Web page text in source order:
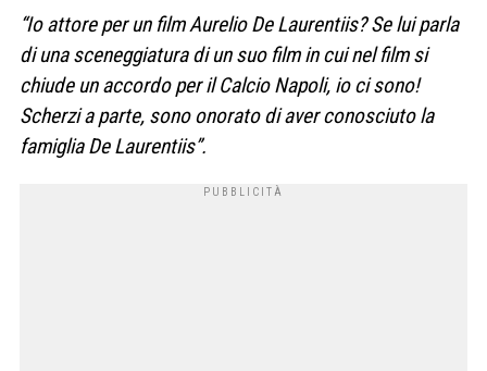
“Io attore per un film Aurelio De Laurentiis? Se lui parla
di una sceneggiatura di un suo film in cui nel film si
chiude un accordo per il Calcio Napoli, io ci sono!
Scherzi a parte, sono onorato di aver conosciuto la
famiglia De Laurentiis”.